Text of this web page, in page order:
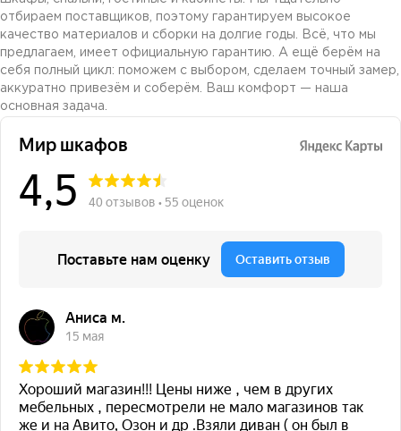
отбираем поставщиков, поэтому гарантируем высокое
качество материалов и сборки на долгие годы. Всё, что мы
предлагаем, имеет официальную гарантию. А ещё берём на
себя полный цикл: поможем с выбором, сделаем точный замер,
аккуратно привезём и соберём. Ваш комфорт — наша
основная задача.